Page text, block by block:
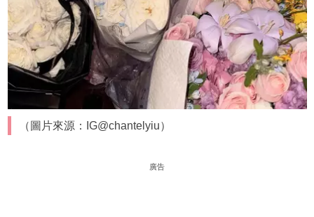
（圖片來源：IG@chantelyiu）
廣告